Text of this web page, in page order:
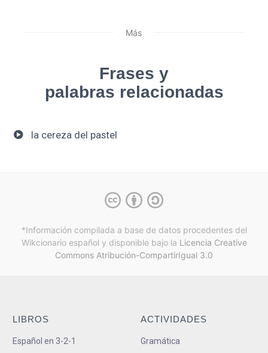
Más
Frases y
palabras relacionadas
la cereza del pastel
*Información compilada a base de datos procedentes del
Wikcionario español y disponible bajo la Licencia Creative
Commons Atribución-CompartirIgual 3.0
LIBROS
Español en 3-2-1
ACTIVIDADES
Gramática